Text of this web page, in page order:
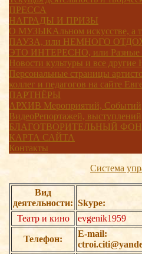
ПРЕССА
НАГРАДЫ И ПРИЗЫ
О МУЗЫКАльном искусстве,
ПАУЗА, или НЕМНОГО
ЭТО ИНТЕРЕСНО, или Разные
Новости культуры и все
Персональные страницы
коллег и педагогов на сайте
ПАРТНЁРЫ
АРХИВ Мероприятий,
ВидеоРепортажей,
БЛАГОТВОРИТЕЛЬНЫЙ
КАРТА САЙТА
Контакты
Система
Вид
деятельности: Skype:
Театр и кино
evgenik1959
Телефон:
E-mail: